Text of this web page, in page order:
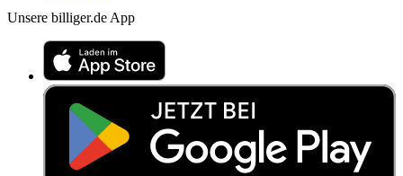
Unsere billiger.de App